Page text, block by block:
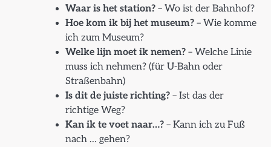
Waar is het station? – Wo ist der Bahnhof?
Hoe kom ik bij het museum? – Wie komme
ich zum Museum?
Welke lijn moet ik nemen? – Welche Linie
muss ich nehmen? (für U-Bahn oder
Straßenbahn)
Is dit de juiste richting? – Ist das der
richtige Weg?
Kan ik te voet naar…? – Kann ich zu Fuß
nach … gehen?